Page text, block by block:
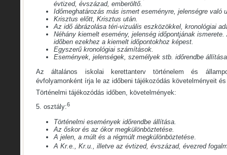
évtized, évszázad, emberöltő.
Időmeghatározás más ismert eseményre, jelenségre való
Krisztus előtt, Krisztus után.
Az idő ábrázolása téri-vizuális eszközökkel, kronológiai
Néhány kiemelt esemény, jelenség időpontjának
időben ezekhez a kiemelt időpontokhoz képest.
Egyszerű kronológiai számítások.
Események, jelenségek, személyek stb. időrendbe állítása
Az általános iskolai kerettanterv történelem és
évfolyamonként írja le az időbeni tájékozódás követelményeit
Történelmi tájékozódás időben, követelmények:
5. osztály:6
Történelmi események időrendbe állítása.
Az őskor és az ókor megkülönböztetése.
A jelen, a múlt és a régmúlt megkülönböztetése.
A Kr.e., Kr.u., illetve az évtized, évszázad, évezred